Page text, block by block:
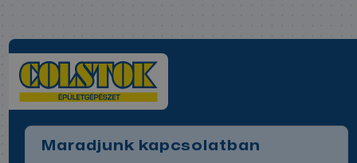
Maradjunk kapcsolatban